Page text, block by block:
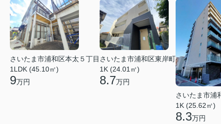
さいたま市浦和区本太５丁目
1LDK (45.10㎡)
9万円
さいたま市浦和区東岸町
1K (24.01㎡)
8.7万円
さいたま市浦
1K (25.62㎡)
8.3万円